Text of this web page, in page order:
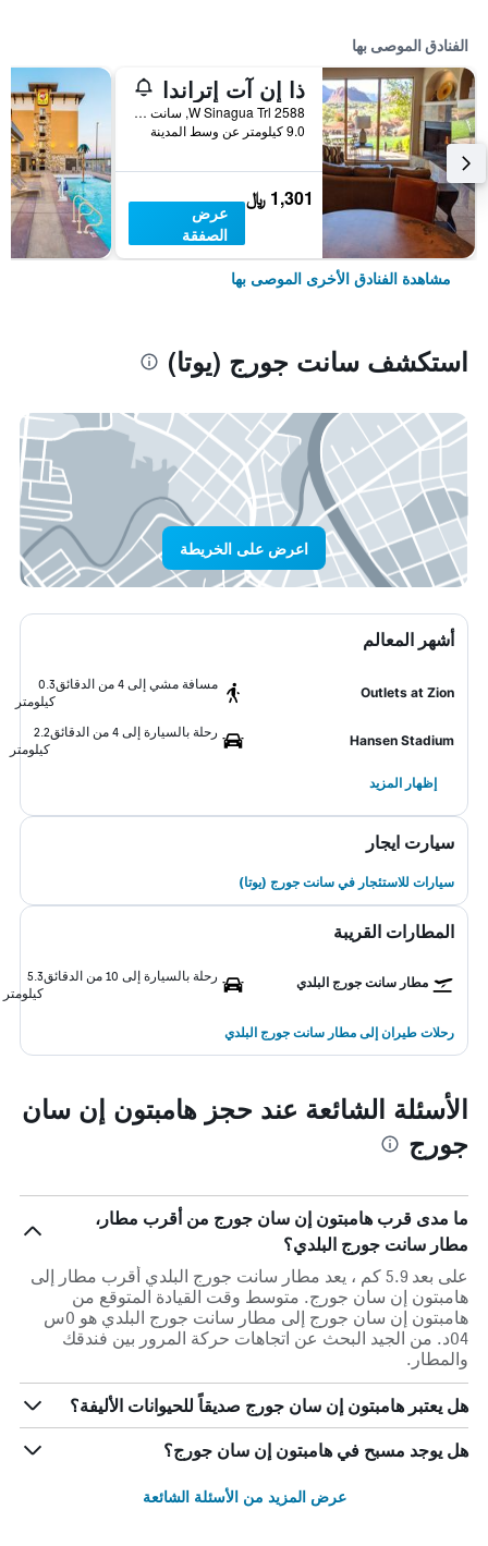
الفنادق الموصى بها
ذا إن آت إتراندا
2588 W Sinagua Trl, سانت جورج (يوتا), UT, الولايات المتحدة الأميريكية
9.0 كيلومتر عن وسط المدينة
1,301 ﷼
عرض
الصفقة
مشاهدة الفنادق الأخرى الموصى بها
استكشف سانت جورج (يوتا)
اعرض على الخريطة
أشهر المعالم
Outlets at Zion
مسافة مشي إلى 4 من الدقائق
0.3
كيلومتر
Hansen Stadium
رحلة بالسيارة إلى 4 من الدقائق
2.2
كيلومتر
إظهار المزيد
سيارت ايجار
سيارات للاستئجار في سانت جورج (يوتا)
المطارات القريبة
مطار سانت جورج البلدي رحلة بالسيارة إلى 10 من الدقائق
5.3
كيلومتر
رحلات طيران إلى مطار سانت جورج البلدي
الأسئلة الشائعة عند حجز هامبتون إن سان
جورج
ما مدى قرب هامبتون إن سان جورج من أقرب مطار،
مطار سانت جورج البلدي؟
على بعد 5.9 كم ، يعد مطار سانت جورج البلدي أقرب مطار إلى
هامبتون إن سان جورج. متوسط وقت القيادة المتوقع من
هامبتون إن سان جورج إلى مطار سانت جورج البلدي هو 0س
04د. من الجيد البحث عن اتجاهات حركة المرور بين فندقك
والمطار.
هل يعتبر هامبتون إن سان جورج صديقاً للحيوانات الأليفة؟
هل يوجد مسبح في هامبتون إن سان جورج؟
عرض المزيد من الأسئلة الشائعة